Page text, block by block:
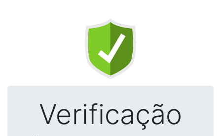
Verificação